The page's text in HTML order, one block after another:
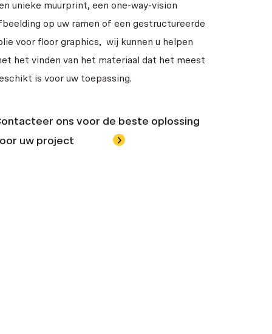
unieke muurprint, een one-way-vision
op uw ramen of een gestructureerde
voor floor graphics, wij kunnen u helpen
het vinden van het materiaal dat het meest
is voor uw toepassing.
ons voor de beste oplossing
uw project